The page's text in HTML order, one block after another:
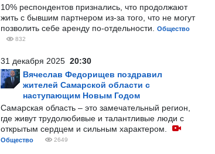
10% респондентов признались, что продолжают
жить с бывшим партнером из-за того, что не могут
позволить себе аренду по-отдельности.
Общество
832
31 декабря 2025 20:30
Вячеслав Федорищев поздравил
жителей Самарской области с
наступающим Новым Годом
Самарская область – это замечательный регион,
где живут трудолюбивые и талантливые люди с
открытым сердцем и сильным характером.
Общество 2649